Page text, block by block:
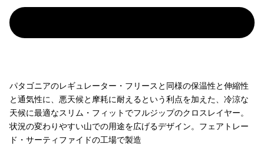
パタゴニアのレギュレーター・フリースと同様の保温性と伸縮性
と通気性に、悪天候と摩耗に耐えるという利点を加えた、冷涼な
天候に最適なスリム・フィットでフルジップのクロスレイヤー。
状況の変わりやすい山での用途を広げるデザイン。フェアトレー
ド・サーティファイドの工場で製造